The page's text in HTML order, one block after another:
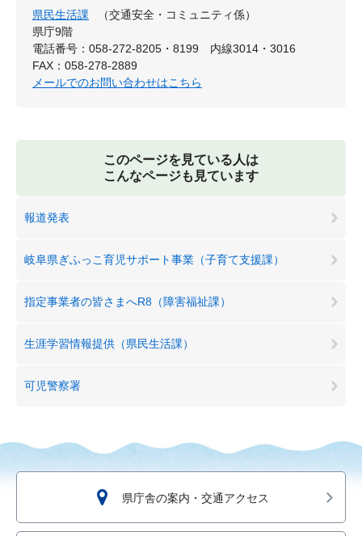
県民生活課
（交通安全・コミュニティ係）
県庁9階
電話番号：058-272-8205・8199 内線3014・3016
FAX：058-278-2889
メールでのお問い合わせはこちら
このページを見ている人は
こんなページも見ています
報道発表
岐阜県ぎふっこ育児サポート事業（子育て支援課）
指定事業者の皆さまへR8（障害福祉課）
生涯学習情報提供（県民生活課）
可児警察署
県庁舎の案内・交通アクセス